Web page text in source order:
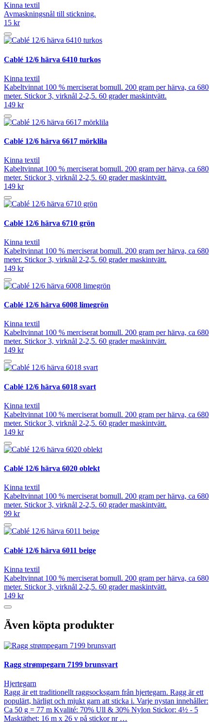
Kinna textil
Avmaskningsnål till stickning.
15 kr
Cablé 12/6 härva 6410 turkos
Kinna textil
Kabeltvinnat 100 % merciserat bomull. 200 gram per härva, ca 680
meter. Stickor 3, virknål 2-2,5. 60 grader maskintvätt.
149 kr
Cablé 12/6 härva 6617 mörklila
Kinna textil
Kabeltvinnat 100 % merciserat bomull. 200 gram per härva, ca 680
meter. Stickor 3, virknål 2-2,5. 60 grader maskintvätt.
149 kr
Cablé 12/6 härva 6710 grön
Kinna textil
Kabeltvinnat 100 % merciserat bomull. 200 gram per härva, ca 680
meter. Stickor 3, virknål 2-2,5. 60 grader maskintvätt.
149 kr
Cablé 12/6 härva 6008 limegrön
Kinna textil
Kabeltvinnat 100 % merciserat bomull. 200 gram per härva, ca 680
meter. Stickor 3, virknål 2-2,5. 60 grader maskintvätt.
149 kr
Cablé 12/6 härva 6018 svart
Kinna textil
Kabeltvinnat 100 % merciserat bomull. 200 gram per härva, ca 680
meter. Stickor 3, virknål 2-2,5. 60 grader maskintvätt.
149 kr
Cablé 12/6 härva 6020 oblekt
Kinna textil
Kabeltvinnat 100 % merciserat bomull. 200 gram per härva, ca 680
meter. Stickor 3, virknål 2-2,5. 60 grader maskintvätt.
99 kr
Cablé 12/6 härva 6011 beige
Kinna textil
Kabeltvinnat 100 % merciserat bomull. 200 gram per härva, ca 680
meter. Stickor 3, virknål 2-2,5. 60 grader maskintvätt.
149 kr
Även köpta produkter
Ragg strømpegarn 7199 brunsvart
Hjertegarn
Ragg är ett traditionellt raggsocksgarn från hjertegarn. Ragg är ett
populärt, härligt och mjukt garn att sticka i. Varje nystan innehåller:
Ca 50 g = 77 m Kvalité: 70% Ull & 30% Nylon Stickor: 4½ - 5
Masktäthet: 16 m x 26 v på stickor nr …